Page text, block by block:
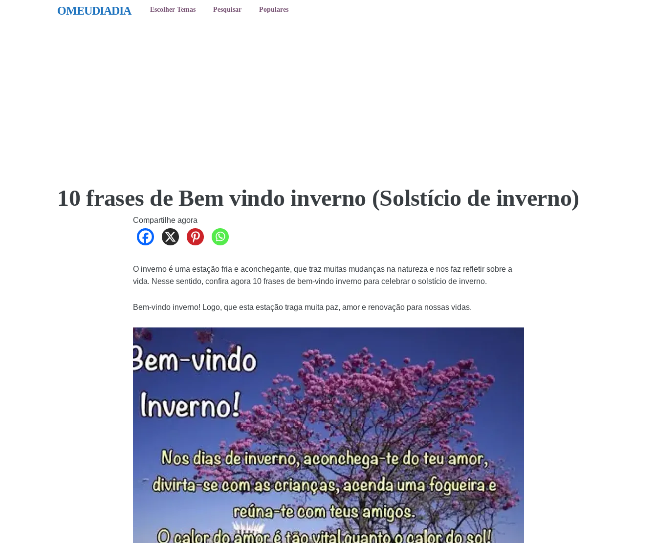
OMEUDIADIA Escolher Temas Pesquisar Populares
10 frases de Bem vindo inverno (Solstício de inverno)
Compartilhe agora
O inverno é uma estação fria e aconchegante, que traz muitas mudanças na natureza e nos faz refletir sobre a
vida. Nesse sentido, confira agora 10 frases de bem-vindo inverno para celebrar o solstício de inverno.
Bem-vindo inverno! Logo, que esta estação traga muita paz, amor e renovação para nossas vidas.